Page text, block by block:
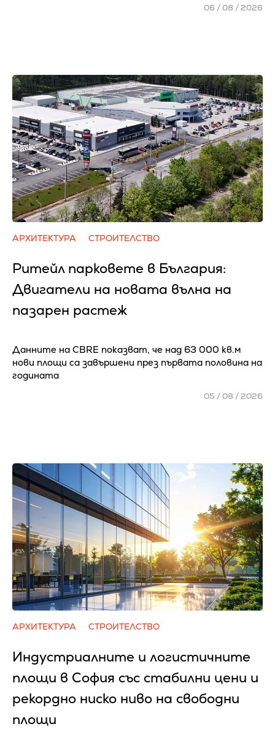
06 / 08 / 2026
АРХИТЕКТУРА СТРОИТЕЛСТВО
Ритейл парковете в България:
Двигатели на новата вълна на
пазарен растеж
Данните на CBRE показват, че над 63 000 кв.м
нови площи са завършени през първата половина на
годината
05 / 08 / 2026
АРХИТЕКТУРА СТРОИТЕЛСТВО
Индустриалните и логистичните
площи в София със стабилни цени и
рекордно ниско ниво на свободни
площи